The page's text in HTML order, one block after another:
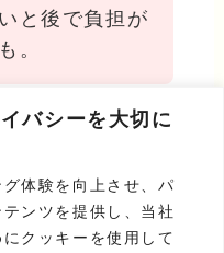
バシーを大切に
体験を向上させ、パ
ンツを提供し、当社
クッキーを使用して
と後で負担が
。
ュの現金化は詐欺？実